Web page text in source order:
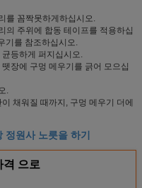
를 꼼짝못하게하십시오.
의 주위에 합동 테이프를 적용하십
기를 참조하십시오.
등하게 퍼지십시오.
장에 구멍 메우기를 긁어 모으십
.
채워질 때까지, 구멍 메우기 더에
정원사 노릇을 하기
격 으로